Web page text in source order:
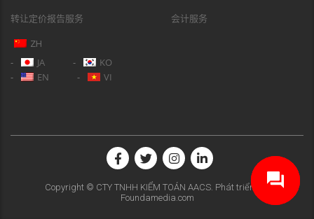
转让定价报告服务 会计服务
ZH
JA
KO
EN
VI
Copyright © CTY TNHH KIỂM TOÁN AACS. Phát triển bởi
Foundamedia.com